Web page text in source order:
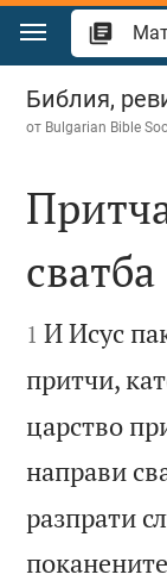
Преминете към
Матей 22
Библия,
от Bulgarian Bible

сватба

1 И Исус
притчи,
царство
направи
разпрати